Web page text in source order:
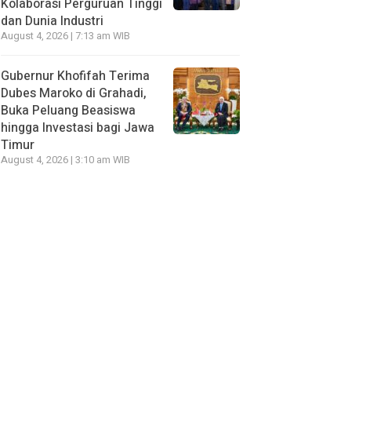
Kolaborasi Perguruan Tinggi
dan Dunia Industri
August 4, 2026 | 7:13 am WIB
Gubernur Khofifah Terima
Dubes Maroko di Grahadi,
Buka Peluang Beasiswa
hingga Investasi bagi Jawa
Timur
August 4, 2026 | 3:10 am WIB